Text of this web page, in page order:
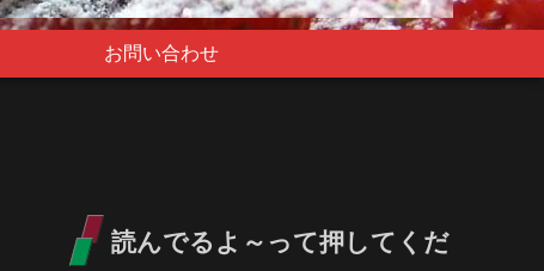
お問い合わせ
読んでるよ～って押してくだ